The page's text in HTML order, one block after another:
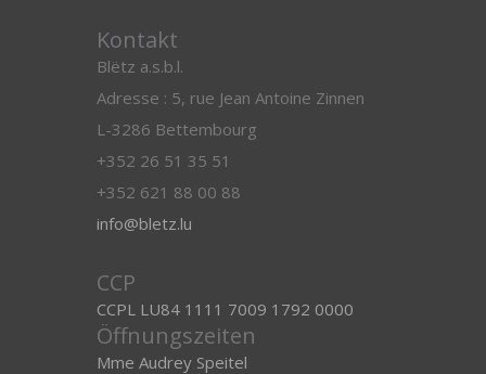
Kontakt
Blëtz a.s.b.l.
Adresse : 5, rue Jean Antoine Zinnen
L-3286 Bettembourg
+352 26 51 35 51
+352 621 88 00 88
info@bletz.lu
CCP
CCPL LU84 1111 7009 1792 0000
Öffnungszeiten
Mme Audrey Speitel